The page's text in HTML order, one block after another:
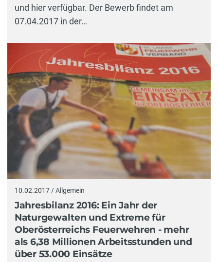
und hier verfügbar. Der Bewerb findet am
07.04.2017 in der…
10.02.2017 / Allgemein
Jahresbilanz 2016: Ein Jahr der
Naturgewalten und Extreme für
Oberösterreichs Feuerwehren - mehr
als 6,38 Millionen Arbeitsstunden und
über 53.000 Einsätze